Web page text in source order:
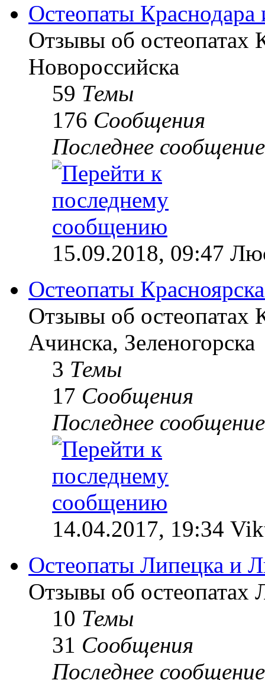
Остеопаты Краснодара
Отзывы об остеопатах
Новороссийска
59 Темы
176 Сообщения
Последнее сообщение
15.09.2018, 09:47
Остеопаты
Отзывы об остеопатах
Ачинска, Зеленогорска
3 Темы
17 Сообщения
Последнее сообщение
14.04.2017, 19:34
Остеопаты Липецка и
Отзывы об остеопатах
10 Темы
31 Сообщения
Последнее сообщение